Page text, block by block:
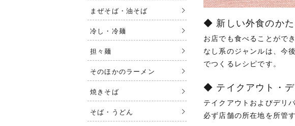
◆ 新しい外食のかた
お店でも食べることがで
なし系のジャンルは、今
でつくるレシピです。
◆ テイクアウト・デ
テイクアウトおよびデリ
必ず店舗の所在地を所管
まぜそば・油そば
冷し・冷麺
担々麺
そのほかのラーメン
焼きそば
そば・うどん